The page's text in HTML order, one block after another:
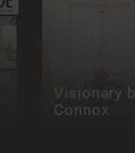
Visionary
Connox